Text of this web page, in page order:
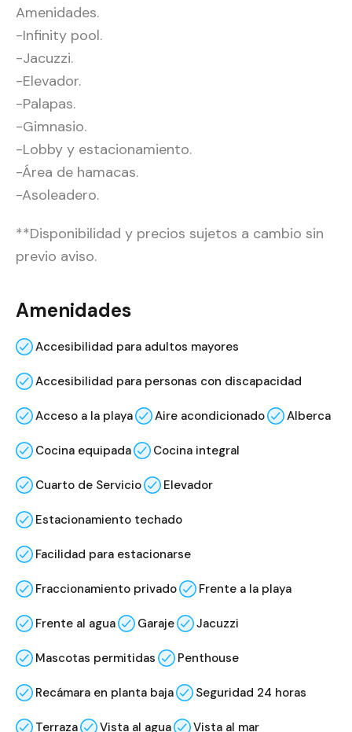
Amenidades.
-Infinity pool.
-Jacuzzi.
-Elevador.
-Palapas.
-Gimnasio.
-Lobby y estacionamiento.
-Área de hamacas.
-Asoleadero.
**Disponibilidad y precios sujetos a cambio sin
previo aviso.
Amenidades
Accesibilidad para adultos mayores
Accesibilidad para personas con discapacidad
Acceso a la playa Aire acondicionado Alberca
Cocina equipada Cocina integral
Cuarto de Servicio Elevador
Estacionamiento techado
Facilidad para estacionarse
Fraccionamiento privado Frente a la playa
Frente al agua Garaje Jacuzzi
Mascotas permitidas Penthouse
Recámara en planta baja Seguridad 24 horas
Terraza Vista al agua Vista al mar